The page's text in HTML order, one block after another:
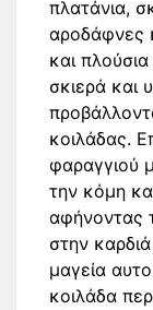
πλατάνια,
αροδάφνες
και
σκιερά και
κοιλάδας.
φαραγγιού
την κόμη
αφήνοντας
στην
μαγεία
κοιλάδα